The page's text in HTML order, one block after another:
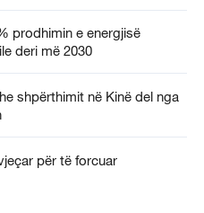
prodhimin e energjisë
deri më 2030
shpërthimit në Kinë del nga
për të forcuar